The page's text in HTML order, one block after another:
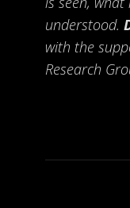
understood.
with the
Research